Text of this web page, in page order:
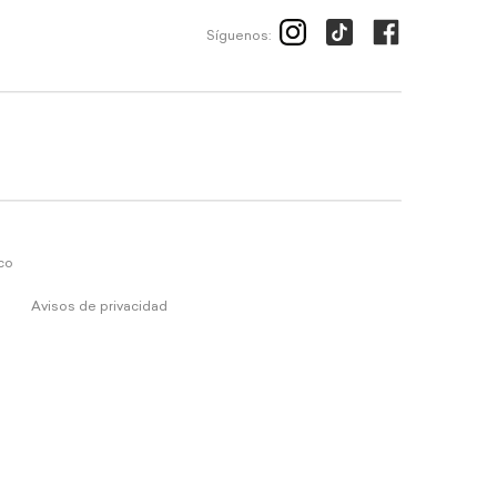
Síguenos:
Avisos de privacidad